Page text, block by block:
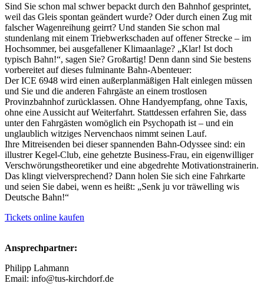
Sind Sie schon mal schwer bepackt durch den Bahnhof gesprintet,
weil das Gleis spontan geändert wurde? Oder durch einen Zug mit
falscher Wagenreihung geirrt? Und standen Sie schon mal
stundenlang mit einem Triebwerkschaden auf offener Strecke – im
Hochsommer, bei ausgefallener Klimaanlage? „Klar! Ist doch
typisch Bahn!“, sagen Sie? Großartig! Denn dann sind Sie bestens
vorbereitet auf dieses fulminante Bahn-Abenteuer:
Der ICE 6948 wird einen außerplanmäßigen Halt einlegen müssen
und Sie und die anderen Fahrgäste an einem trostlosen
Provinzbahnhof zurücklassen. Ohne Handyempfang, ohne Taxis,
ohne eine Aussicht auf Weiterfahrt. Stattdessen erfahren Sie, dass
unter den Fahrgästen womöglich ein Psychopath ist – und ein
unglaublich witziges Nervenchaos nimmt seinen Lauf.
Ihre Mitreisenden bei dieser spannenden Bahn-Odyssee sind: ein
illustrer Kegel-Club, eine gehetzte Business-Frau, ein eigenwilliger
Verschwörungstheoretiker und eine abgedrehte Motivationstrainerin.
Das klingt vielversprechend? Dann holen Sie sich eine Fahrkarte
und seien Sie dabei, wenn es heißt: „Senk ju vor träwelling wis
Deutsche Bahn!“
Tickets online kaufen
Ansprechpartner:
Philipp Lahmann
Email: info@tus-kirchdorf.de